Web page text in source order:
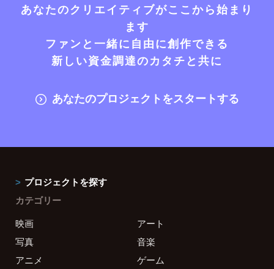
あなたのクリエイティブがここから始まり
ます
ファンと一緒に自由に創作できる
新しい資金調達のカタチと共に
あなたのプロジェクトをスタートする
プロジェクトを探す
カテゴリー
映画
アート
写真
音楽
アニメ
ゲーム